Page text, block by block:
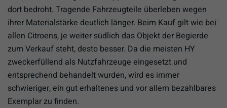
dort bedroht. Tragende Fahrzeugteile überleben wegen
ihrer Materialstärke deutlich länger. Beim Kauf gilt wie bei
allen Citroens, je weiter südlich das Objekt der Begierde
zum Verkauf steht, desto besser. Da die meisten HY
zweckerfüllend als Nutzfahrzeuge eingesetzt und
entsprechend behandelt wurden, wird es immer
schwieriger, ein gut erhaltenes und vor allem bezahlbares
Exemplar zu finden.